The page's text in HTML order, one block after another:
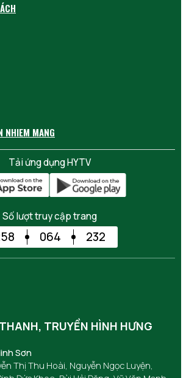
Tải ứng dụng HYTV
Số lượt truy cập trang
064 232
TRUYỀN HÌNH HƯNG
Sơn
Thị Thu Hoài, Nguyễn Ngọc Luyện,